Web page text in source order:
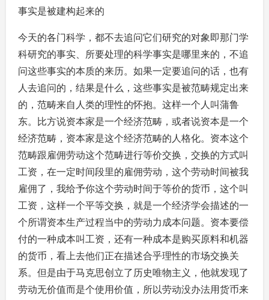
事实是被建构起来的
今天的各门科学，都不去追问它们研究的对象即那门学
科研究的事实、所要处理的科学事实是哪里来的，不追
问这些事实的本质的来历。如果一定要追问的话，也有
人去追问的，结果是什么，这些事实是被范畴规定出来
的，范畴来自人类的理性的怀抱。这样一个人叫蒲鲁
东。比方说资本家是一个经济范畴，或者说资本是一个
经济范畴，资本家是这个经济范畴的人格化。资本这个
范畴跟雇佣劳动这个范畴进行等价交换，交换的方式叫
工资，在一定时间段里的雇佣劳动，这个劳动时间被我
雇佣了，我给予你这个劳动时间于等价的货币，这个叫
工资，这样一个平等交换，就是一个经济学会描述的一
个所谓资本生产过程当中的劳动力成本问题。资本要偿
付的一种成本叫工资，还有一种成本是购买原料和机器
的货币，看上去他们正在描述合乎理性的市场交换关
系。但是由于马克思创立了历史唯物主义，他就发现了
劳动无价值而是个使用价值，所以劳动没办法用货币来